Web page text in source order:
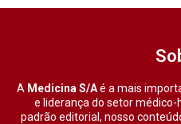
A Medicina S/Aé a mais
e liderança do setor
padrão editorial, nosso